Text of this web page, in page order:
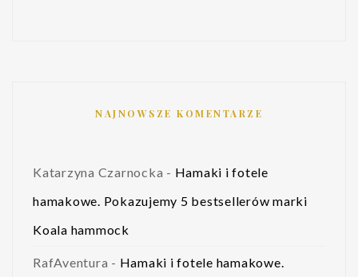
NAJNOWSZE KOMENTARZE
Katarzyna Czarnocka - Hamaki i fotele
hamakowe. Pokazujemy 5 bestsellerów marki
Koala hammock
RafAventura - Hamaki i fotele hamakowe.